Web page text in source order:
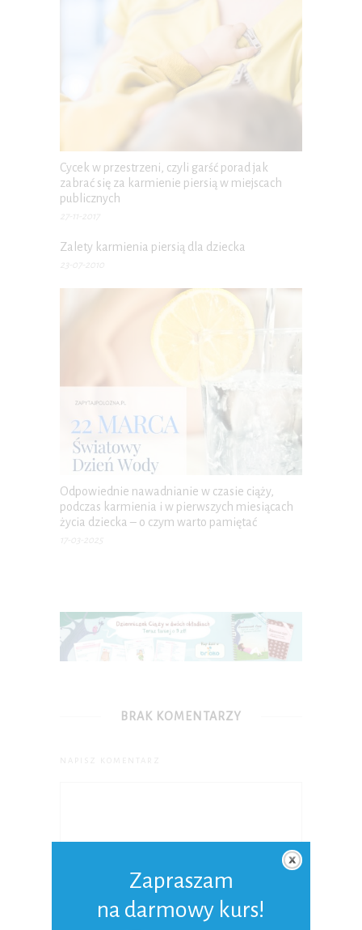
Cycek w przestrzeni, czyli garść porad jak
zabrać się za karmienie piersią w miejscach
publicznych
27-11-2017
Zalety karmienia piersią dla dziecka
23-07-2010
Odpowiednie nawadnianie w czasie ciąży,
podczas karmienia i w pierwszych miesiącach
życia dziecka – o czym warto pamiętać
17-03-2025
BRAK KOMENTARZY
Zapraszam
na darmowy kurs!